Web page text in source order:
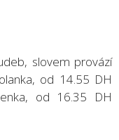
slovem provází
od 14.55 DH
od 16.35 DH